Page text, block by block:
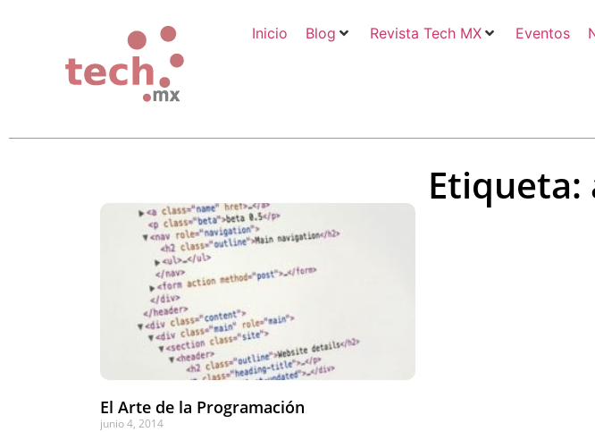
Inicio Blog Revista Tech MX Eventos
El Arte de la Programación
junio 4, 2014